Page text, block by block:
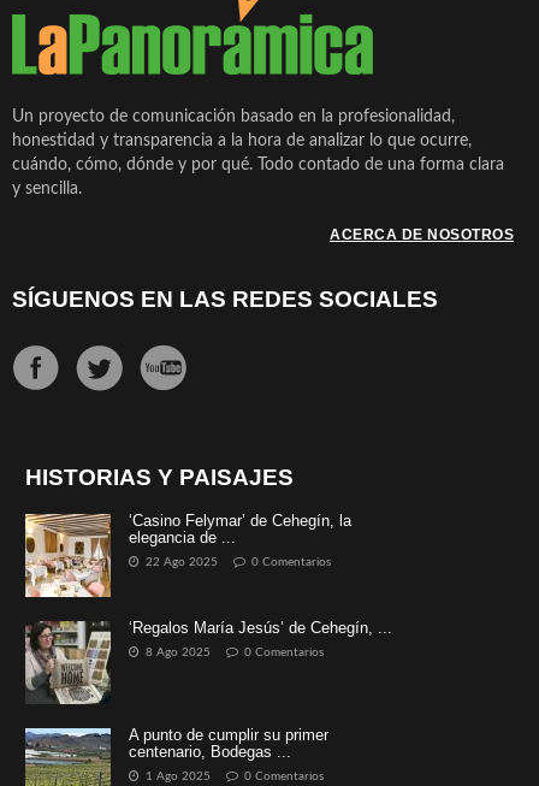
Un proyecto de comunicación basado en la profesionalidad,
honestidad y transparencia a la hora de analizar lo que ocurre,
cuándo, cómo, dónde y por qué. Todo contado de una forma clara
y sencilla.
ACERCA DE NOSOTROS
SÍGUENOS EN LAS REDES SOCIALES
HISTORIAS Y PAISAJES
‘Casino Felymar’ de Cehegín, la
elegancia de ...
22 Ago 2025 0 Comentarios
‘Regalos María Jesús’ de Cehegín, ...
8 Ago 2025 0 Comentarios
A punto de cumplir su primer
centenario, Bodegas ...
1 Ago 2025 0 Comentarios